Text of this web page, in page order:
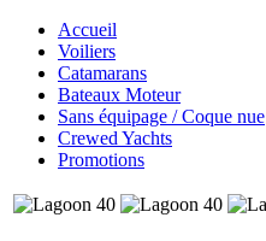
Accueil
Voiliers
Catamarans
Bateaux Moteur
Sans équipage / Coque nue
Crewed Yachts
Promotions